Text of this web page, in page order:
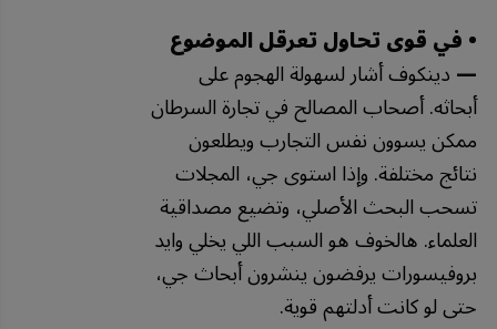
• في قوى تحاول تعرقل الموضوع
—دينكوف أشار لسهولة الهجوم على
أبحاثه. أصحاب المصالح في تجارة السرطان
ممكن يسوون نفس التجارب ويطلعون
نتائج مختلفة. وإذا استوى جي، المجلات
تسحب البحث الأصلي، وتضيع مصداقية
العلماء. هالخوف هو السبب اللي يخلي وايد
بروفيسورات يرفضون ينشرون أبحاث جي،
حتى لو كانت أدلتهم قوية.